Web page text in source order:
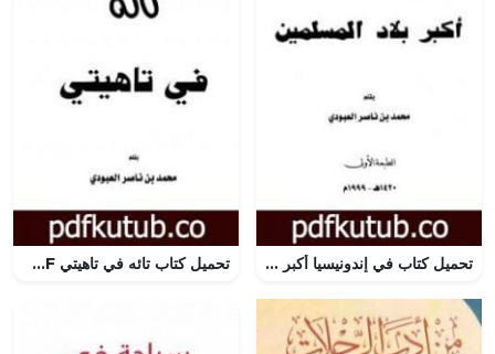
تحميل كتاب في إندونيسيا أكبر بلاد المسلمين PDF تأليف محمد بن ناصر العبودي مجانا [كامل] تحميل كتاب تائه في تاهيتي PDF تأليف محمد بن ناصر العبودي مجانا [كامل]